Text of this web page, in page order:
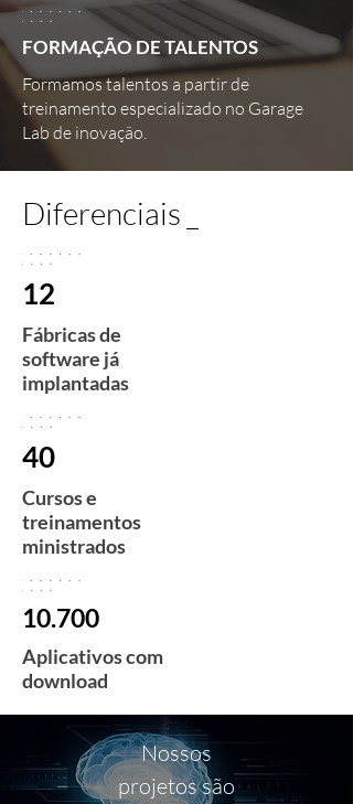
FORMAÇÃO DE TALENTOS
Formamos talentos a partir de
treinamento especializado no Garage
Lab de inovação.
Diferenciais _
12
Fábricas de
software já
implantadas
40
Cursos e
treinamentos
ministrados
10.700
Aplicativos com
download
Nossos
projetos são